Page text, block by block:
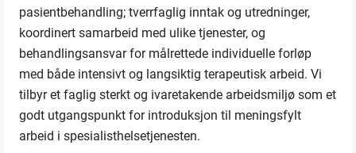
pasientbehandling; tverrfaglig inntak og utredninger,
koordinert samarbeid med ulike tjenester, og
behandlingsansvar for målrettede individuelle forløp
med både intensivt og langsiktig terapeutisk arbeid. Vi
tilbyr et faglig sterkt og ivaretakende arbeidsmiljø som et
godt utgangspunkt for introduksjon til meningsfylt
arbeid i spesialisthelsetjenesten.